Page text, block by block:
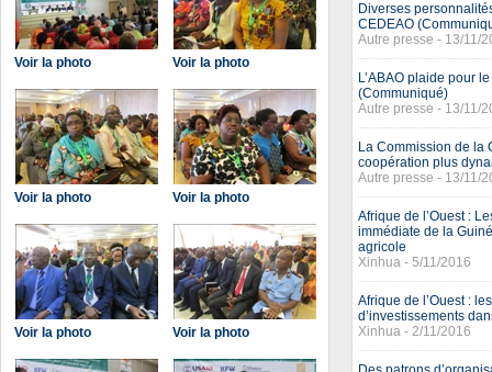
Voir la photo Voir la photo
Voir la photo Voir la photo
Voir la photo Voir la photo
Diverses
CEDEAO
Autre presse - 13/11/
L’ABAO plaide pour
(Communiqué)
Autre presse - 13/11/
La Commission de la
coopération plus
Autre presse - 13/11/
Afrique de l’Ouest :
immédiate de la
agricole
Xinhua - 5/11/2016
Afrique de l’Ouest :
d’investissements
Xinhua - 2/11/2016